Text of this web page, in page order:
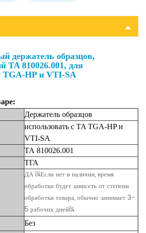
держатель образцов,
TA 810026.001, для
TGA-HP и VTI-SA
Держатель образцов
использовать с TA TGA-HP и
VTI-SA
ТА 810026.001
ТГА
ДА ï¼Если нет в наличии, время
обработки будет зависеть от степени
обработки товара, обычно занимает 3-
5 рабочих днейï¼
Без